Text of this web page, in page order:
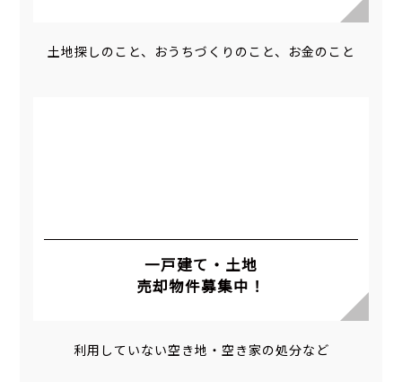
土地探しのこと、おうちづくりのこと、お金のこと
一戸建て・土地
売却物件募集中！
利用していない空き地・空き家の処分など